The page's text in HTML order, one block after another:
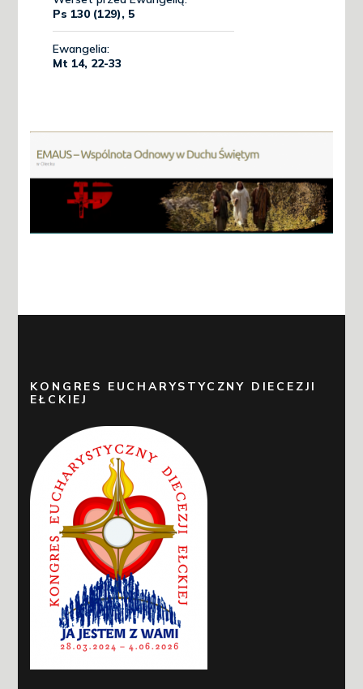
KONGRES EUCHARYSTYCZNY DIECEZJI
EŁCKIEJ